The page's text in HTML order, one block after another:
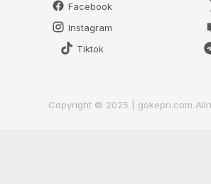
Facebook
Instagram
Tiktok
Copyright © 2025 | gokepri.com